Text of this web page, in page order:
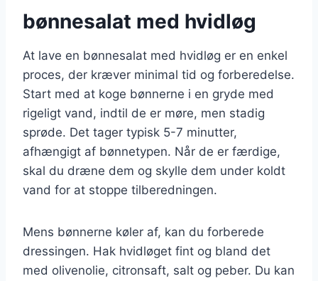
bønnesalat med hvidløg
At lave en bønnesalat med hvidløg er en enkel
proces, der kræver minimal tid og forberedelse.
Start med at koge bønnerne i en gryde med
rigeligt vand, indtil de er møre, men stadig
sprøde. Det tager typisk 5-7 minutter,
afhængigt af bønnetypen. Når de er færdige,
skal du dræne dem og skylle dem under koldt
vand for at stoppe tilberedningen.
Mens bønnerne køler af, kan du forberede
dressingen. Hak hvidløget fint og bland det
med olivenolie, citronsaft, salt og peber. Du kan